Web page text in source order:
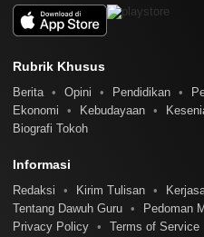
Rubrik Khusus
Berita Opini Pendidikan
Ekonomi
Kebudayaan
Biografi Tokoh
Informasi
Redaksi Kirim Tulisan
Tentang Dawuh Guru
Pedoman
Privacy Policy
Terms of Service